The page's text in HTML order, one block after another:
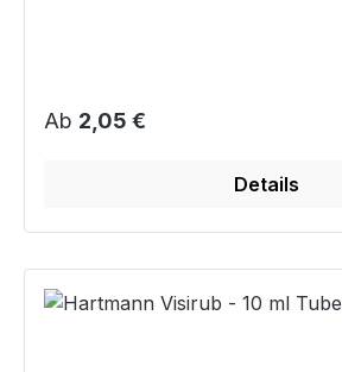
Regulärer Preis:
Ab 2,05 €
Details